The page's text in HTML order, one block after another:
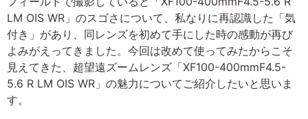
LM OIS WR」のスゴさについて、私なりに再認識した「気
付き」があり、同レンズを初めて手にした時の感動が再び
よみがえってきました。今回は改めて使ってみたからこそ
見えてきた、超望遠ズームレンズ「XF100-400mmF4.5-
5.6 R LM OIS WR」の魅力についてご紹介したいと思いま
す。